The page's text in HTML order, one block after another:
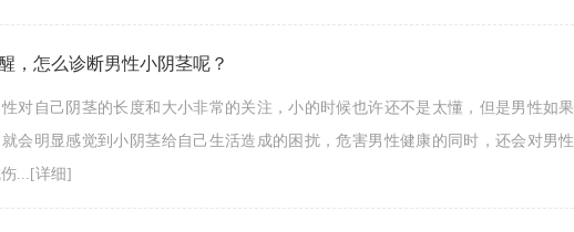
，怎么诊断男性小阴茎呢？
对自己阴茎的长度和大小非常的关注，小的时候也许还不是太懂，但是男性如果
会明显感觉到小阴茎给自己生活造成的困扰，危害男性健康的同时，还会对男性
... [详细]